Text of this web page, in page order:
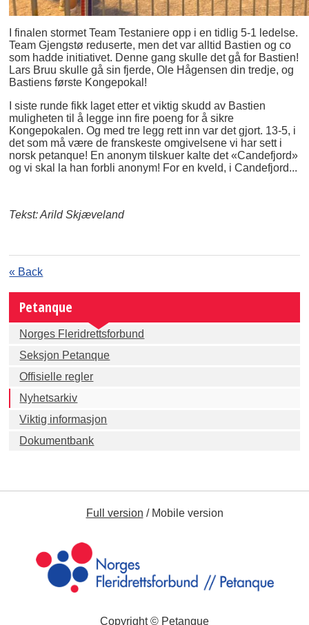
I finalen stormet Team Testaniere opp i en tidlig 5-1 ledelse.
Team Gjengstø reduserte, men det var alltid Bastien og co
som hadde initiativet. Denne gang skulle det gå for Bastien!
Lars Bruu skulle gå sin fjerde, Ole Hågensen din tredje, og
Bastiens første Kongepokal!
I siste runde fikk laget etter et viktig skudd av Bastien
muligheten til å legge inn fire poeng for å sikre
Kongepokalen. Og med tre legg rett inn var det gjort. 13-5, i
det som må være de franskeste omgivelsene vi har sett i
norsk petanque! En anonym tilskuer kalte det «Candefjord»
og vi skal la han forbli anonym! For en kveld, i Candefjord...
Tekst: Arild Skjæveland
« Back
Petanque
Norges Fleridrettsforbund
Seksjon Petanque
Offisielle regler
Nyhetsarkiv
Viktig informasjon
Dokumentbank
Full version /Mobile version
Copyright © Petanque